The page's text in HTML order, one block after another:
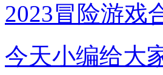
2023冒险游戏
今天小编给大